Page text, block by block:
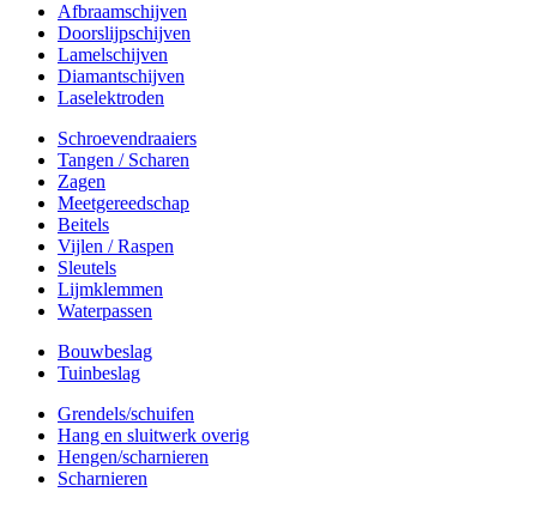
Afbraamschijven
Doorslijpschijven
Lamelschijven
Diamantschijven
Laselektroden
Schroevendraaiers
Tangen / Scharen
Zagen
Meetgereedschap
Beitels
Vijlen / Raspen
Sleutels
Lijmklemmen
Waterpassen
Bouwbeslag
Tuinbeslag
Grendels/schuifen
Hang en sluitwerk overig
Hengen/scharnieren
Scharnieren